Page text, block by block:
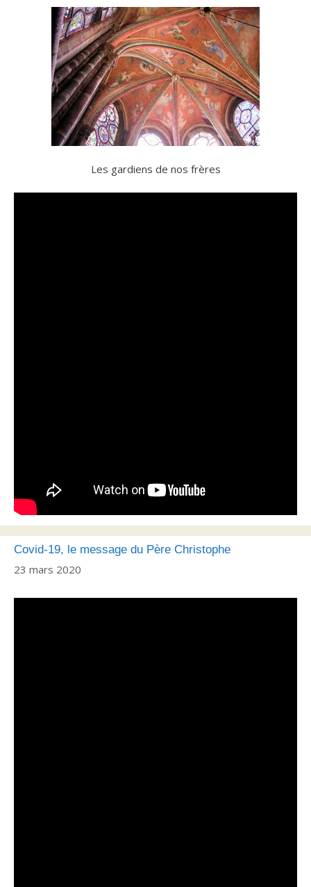
Les gardiens de nos frères
Covid-19, le message du Père Christophe
23 mars 2020